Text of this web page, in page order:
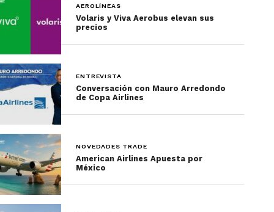
AEROLÍNEAS
Volaris y Viva Aerobus elevan sus
precios
ENTREVISTA
Conversación con Mauro Arredondo
de Copa Airlines
NOVEDADES TRADE
American Airlines Apuesta por
México